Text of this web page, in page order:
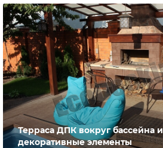
Терраса ДПК вокруг бассейна и
декоративные элементы